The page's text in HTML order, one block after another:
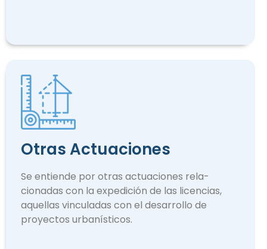
Otras Actuaciones
Se entiende por otras actuaciones rela­
cionadas con la expedición de las licencias,
aquellas vinculadas con el desarrollo de
proyectos urbanísticos.